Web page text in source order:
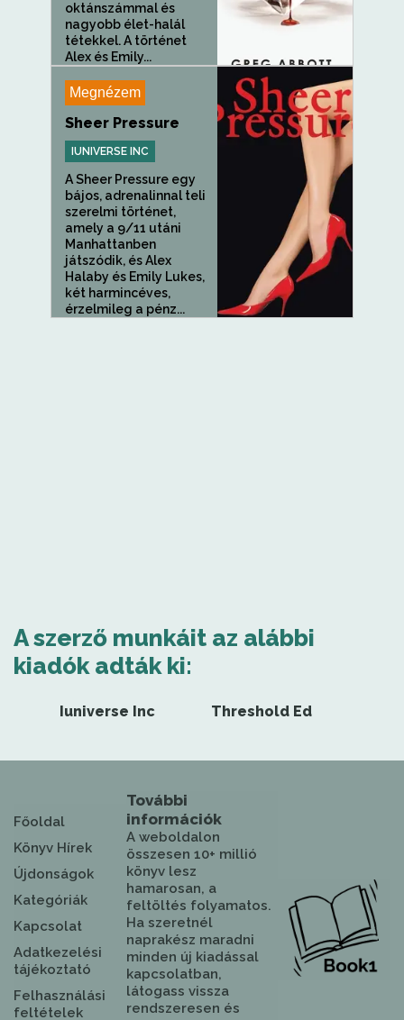
oktánszámmal és
nagyobb élet-halál
tétekkel. A történet
Alex és Emily...
Megnézem
Sheer Pressure
IUNIVERSE INC
A Sheer Pressure egy
bájos, adrenalinnal teli
szerelmi történet,
amely a 9/11 utáni
Manhattanben
játszódik, és Alex
Halaby és Emily Lukes,
két harmincéves,
érzelmileg a pénz...
A szerző munkáit az alábbi
kiadók adták ki:
Iuniverse Inc Threshold Ed
Főoldal
Könyv Hírek
Újdonságok
Kategóriák
Kapcsolat
Adatkezelési
tájékoztató
Felhasználási
feltételek
További
információk
A weboldalon
összesen 10+ millió
könyv lesz
hamarosan, a
feltöltés folyamatos.
Ha szeretnél
naprakész maradni
minden új kiadással
kapcsolatban,
látogass vissza
rendszeresen és